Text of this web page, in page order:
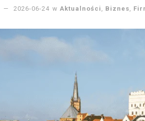
2026-06-24 w Aktualności , Biznes,